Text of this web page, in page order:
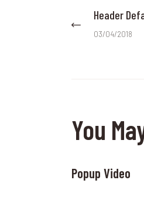
YazıPrevious
Header
03/04/2018
You
Popup Video